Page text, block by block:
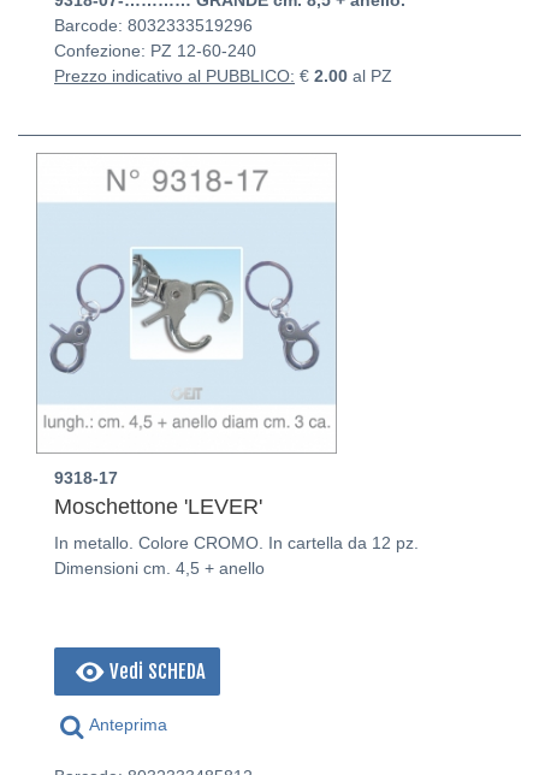
Barcode: 8032333519296
Confezione: PZ 12-60-240
Prezzo indicativo al PUBBLICO: € 2.00 al PZ
9318-17
Moschettone 'LEVER'
In metallo. Colore CROMO. In cartella da 12 pz.
Dimensioni cm. 4,5 + anello
Vedi SCHEDA
Anteprima